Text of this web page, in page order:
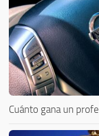
Cuánto gana un